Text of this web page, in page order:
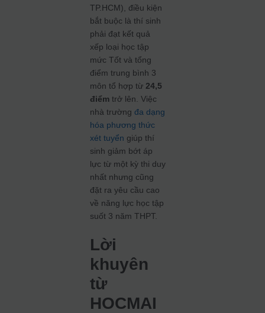
TP.HCM), điều kiện
bắt buộc là thí sinh
phải đạt kết quả
xếp loại học tập
mức Tốt và tổng
điểm trung bình 3
môn tổ hợp từ 24,5
điểm trở lên. Việc
nhà trườngđa dạng
hóa phương thức
xét tuyển giúp thí
sinh giảm bớt áp
lực từ một kỳ thi duy
nhất nhưng cũng
đặt ra yêu cầu cao
về năng lực học tập
suốt 3 năm THPT.
Lời
khuyên
từ
HOCMAI